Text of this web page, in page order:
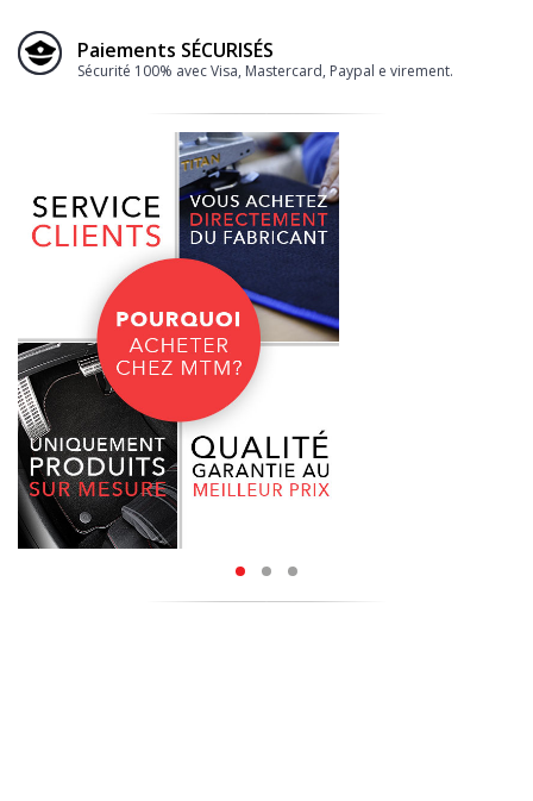
Paiements SÉCURISÉS
Sécurité 100% avec Visa, Mastercard, Paypal e virement.